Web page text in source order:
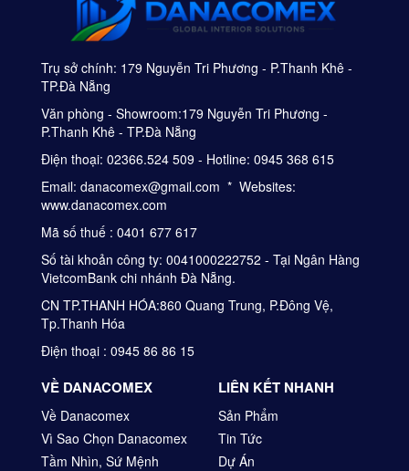
Trụ sở chính: 179 Nguyễn Tri Phương - P.Thanh Khê -
TP.Đà Nẵng
Văn phòng - Showroom:179 Nguyễn Tri Phương -
P.Thanh Khê - TP.Đà Nẵng
Điện thoại: 02366.524 509 - Hotline: 0945 368 615
Email: danacomex@gmail.com * Websites:
www.danacomex.com
Mã số thuế : 0401 677 617
Số tài khoản công ty: 0041000222752 - Tại Ngân Hàng
VietcomBank chi nhánh Đà Nẵng.
CN TP.THANH HÓA:860 Quang Trung, P.Đông Vệ,
Tp.Thanh Hóa
Điện thoại : 0945 86 86 15
VỀ DANACOMEX
Về Danacomex
Vì Sao Chọn Danacomex
Tầm Nhìn, Sứ Mệnh
LIÊN KẾT NHANH
Sản Phẩm
Tin Tức
Dự Án